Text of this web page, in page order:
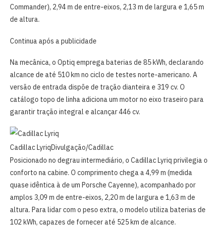
Commander), 2,94 m de entre-eixos, 2,13 m de largura e 1,65 m
de altura.
Continua após a publicidade
Na mecânica, o Optiq emprega baterias de 85 kWh, declarando
alcance de até 510 km no ciclo de testes norte-americano. A
versão de entrada dispõe de tração dianteira e 319 cv. O
catálogo topo de linha adiciona um motor no eixo traseiro para
garantir tração integral e alcançar 446 cv.
Cadillac LyriqDivulgação/Cadillac
Posicionado no degrau intermediário, o Cadillac Lyriq privilegia o
conforto na cabine. O comprimento chega a 4,99 m (medida
quase idêntica à de um Porsche Cayenne), acompanhado por
amplos 3,09 m de entre-eixos, 2,20 m de largura e 1,63 m de
altura. Para lidar com o peso extra, o modelo utiliza baterias de
102 kWh, capazes de fornecer até 525 km de alcance.